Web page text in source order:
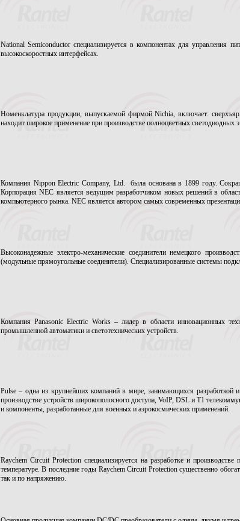
National Semiconductor специализируется в компонентах для управления
высокоскоростных интерфейсах.
Номенклатура продукции, выпускаемой фирмой Nichia, включает:
находит широкое применение при производстве полноцветных светодиодных
Компания Nippon Electric Company, Ltd. была основана в 1899 году.
Корпорация NEC является ведущим разработчиком новых решений в
компьютерного рынка. NEC является автором самых современных
Высоконадежные электро-механические соединители немецкого
(модульные прямоугольные соединители). Специализированные системы
Компания Panasonic Electric Works – лидер в области инновационных
промышленной автоматики и светотехнических устройств.
Pulse – одна из крупнейших компаний в мире, занимающихся разработкой
производстве устройств широкополосного доступа, VoIP, DSL и T1
и компоненты, разработанные для военных и аэрокосмических применений.
Raychem Circuit Protection специализируется на разработке и
температуре. В последние годы Raychem Circuit Protection существенно
так и по напряжению.